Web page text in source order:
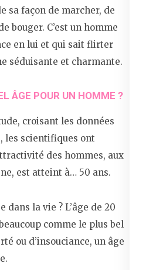
sa façon de marcher, de
bouger. C’est un homme
en lui et qui sait flirter
séduisante et charmante.
ÂGE POUR UN HOMME ?
croisant les données
les scientifiques ont
des hommes, aux
est atteint à… 50 ans.
dans la vie ? L’âge de 20
comme le plus bel
ou d’insouciance, un âge